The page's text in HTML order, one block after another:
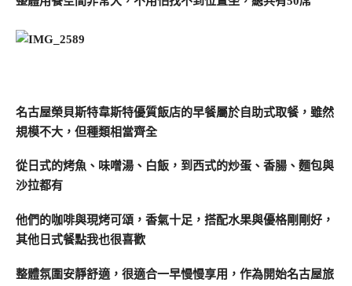
名古屋榮貝斯特韋斯特優質飯店的早餐屬於自助式取餐，雖然
規模不大，但種類相當齊全
從日式的烤魚、味噌湯、白飯，到西式的炒蛋、香腸、麵包與
沙拉都有
他們的咖啡與現烤可頌，香氣十足，搭配水果與優格剛剛好，
其他日式餐點我也很喜歡
整體氛圍安靜舒適，很適合一早慢慢享用，作為開始名古屋旅